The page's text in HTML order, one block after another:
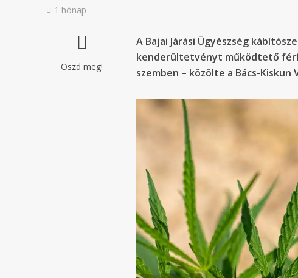
1 hónap
Oszd meg!
A Bajai Járási Ügyészség
kenderültetvényt működtető
szemben – közölte a Bács-Kiskun